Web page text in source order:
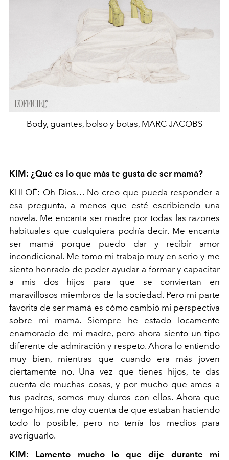
Body, guantes, bolso y botas, MARC JACOBS
KIM: ¿Qué es lo que más te gusta de ser mamá?
KHLOÉ: Oh Dios… No creo que pueda responder a
esa pregunta, a menos que esté escribiendo una
novela. Me encanta ser madre por todas las razones
habituales que cualquiera podría decir. Me encanta
ser mamá porque puedo dar y recibir amor
incondicional. Me tomo mi trabajo muy en serio y me
siento honrado de poder ayudar a formar y capacitar
a mis dos hijos para que se conviertan en
maravillosos miembros de la sociedad. Pero mi parte
favorita de ser mamá es cómo cambió mi perspectiva
sobre mi mamá. Siempre he estado locamente
enamorado de mi madre, pero ahora siento un tipo
diferente de admiración y respeto. Ahora lo entiendo
muy bien, mientras que cuando era más joven
ciertamente no. Una vez que tienes hijos, te das
cuenta de muchas cosas, y por mucho que ames a
tus padres, somos muy duros con ellos. Ahora que
tengo hijos, me doy cuenta de que estaban haciendo
todo lo posible, pero no tenía los medios para
averiguarlo.
KIM: Lamento mucho lo que dije durante mi